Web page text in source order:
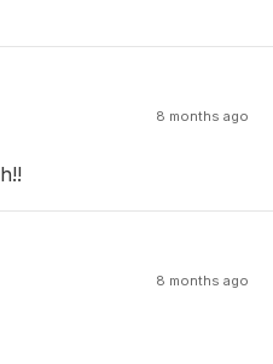
8 months ago
8 months ago